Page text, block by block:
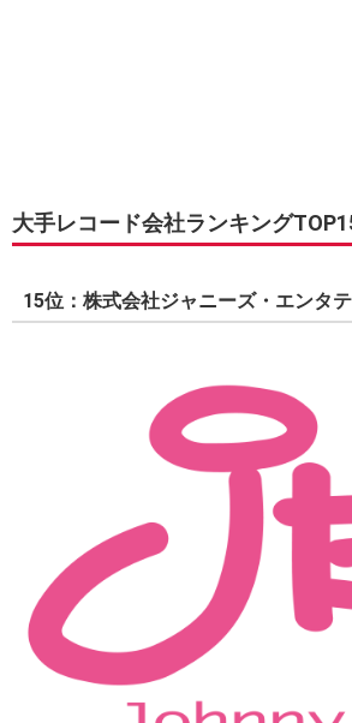
大手レコード会社ランキング
15位：株式会社ジャニーズ・エンタ